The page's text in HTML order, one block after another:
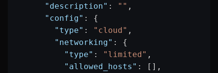
      "description"
: "" ,
      "config"
: {
        "type"
: "cloud" ,
        "networking"
: {
          "type"
: "limited" ,
          "allowed_hosts"
: [],